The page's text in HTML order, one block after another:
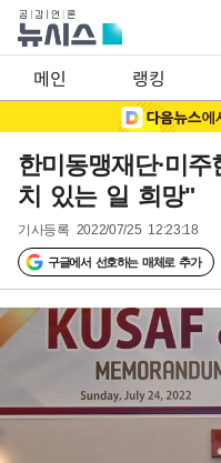
메인 랭킹
한미동맹재단·미
치 있는 일 희망"
기사등록 2022/07/25 12:23:18
구글에서 선호하는 매체로 추가